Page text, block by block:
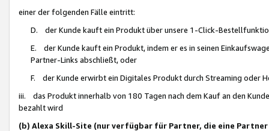
einer der folgenden Fälle eintritt:
D. der Kunde kauft ein Produkt über unsere 1-Click-
E. der Kunde kauft ein Produkt, indem er es in seinen
Partner-Links abschließt, oder
F. der Kunde erwirbt ein Digitales Produkt durch Streaming oder
iii. das Produkt innerhalb von 180 Tagen nach dem Kauf an den
bezahlt wird
(b) Alexa Skill-Site (nur verfügbar für Partner, die eine